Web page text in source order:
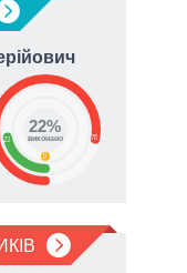
78
22
0
22%
виконано